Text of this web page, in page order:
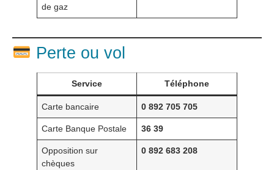
de gaz
Perte ou vol
Service Téléphone
Carte bancaire 0 892 705 705
Carte Banque Postale 36 39
Opposition sur
chèques
0 892 683 208